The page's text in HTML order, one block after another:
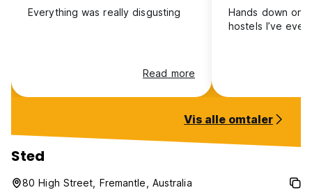
Everything was really disgusting
Read more
Hands down
hostels I’ve
Vis alle omtaler
Sted
80 High Street, Fremantle, Australia